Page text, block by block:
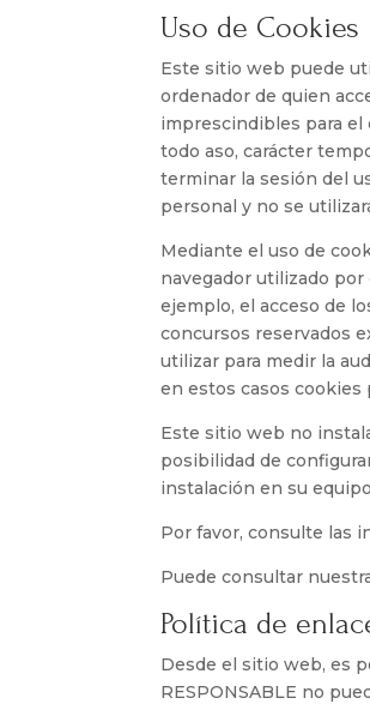
Uso de Cookies
Este sitio web puede
ordenador de quien
imprescindibles para
todo aso, carácter
terminar la sesión del
personal y no se
Mediante el uso de
navegador utilizado
ejemplo, el acceso de
concursos reservados
utilizar para medir la
en estos casos
Este sitio web no
posibilidad de
instalación en su
Por favor, consulte las
Puede consultar
Política de
Desde el sitio web, es
RESPONSABLE no